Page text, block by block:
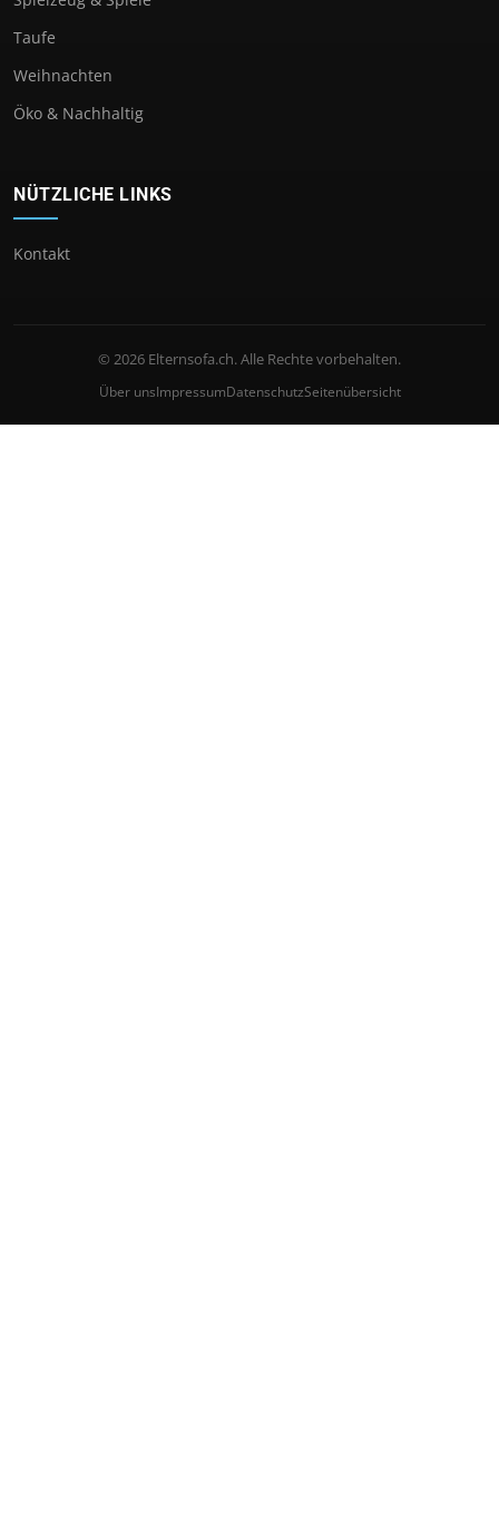
Taufe
Weihnachten
Öko & Nachhaltig
NÜTZLICHE LINKS
Kontakt
© 2026 Elternsofa.ch. Alle Rechte vorbehalten.
Über unsImpressumDatenschutzSeitenübersicht